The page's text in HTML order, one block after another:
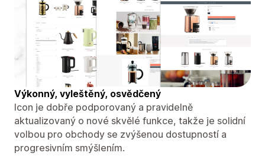
Výkonný, vyleštěný, osvědčený
Icon je dobře podporovaný a pravidelně
aktualizovaný o nové skvělé funkce, takže je solidní
volbou pro obchody se zvýšenou dostupností a
progresivním smýšlením.